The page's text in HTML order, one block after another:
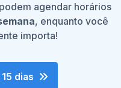
agendar horários
, enquanto você
importa!
dias